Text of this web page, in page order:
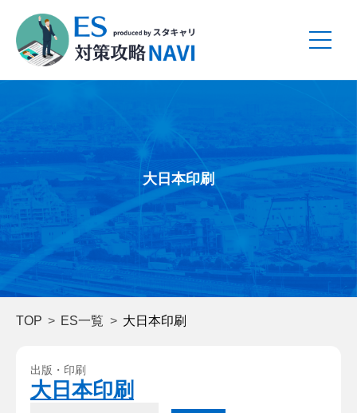
大日本印刷
TOP ES一覧 大日本印刷
出版・印刷
大日本印刷